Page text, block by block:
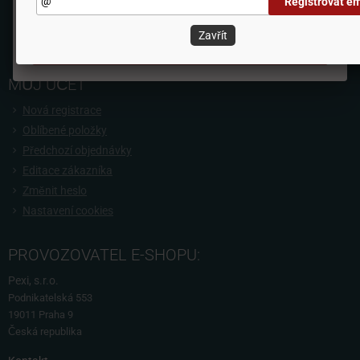
Speciální informace- školky, doprava, zahraniční nákup, slevové
MŮJ ÚČET
Nová registrace
Oblíbené položky
Předchozí objednávky
Editace zákazníka
Změnit heslo
Nastavení cookies
PROVOZOVATEL E-SHOPU:
Pexi, s.r.o.
Podnikatelská 553
19011 Praha 9
Česká republika
Odmítnout vše
Přijmout všechny cookies
Zavřít